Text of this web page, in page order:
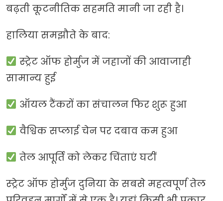
बढ़ती कूटनीतिक सहमति मानी जा रही है।
हालिया समझौते के बाद:
स्ट्रेट ऑफ होर्मुज में जहाजों की आवाजाही
सामान्य हुई
ऑयल टैंकरों का संचालन फिर शुरू हुआ
वैश्विक सप्लाई चेन पर दबाव कम हुआ
तेल आपूर्ति को लेकर चिंताएं घटीं
स्ट्रेट ऑफ होर्मुज दुनिया के सबसे महत्वपूर्ण तेल